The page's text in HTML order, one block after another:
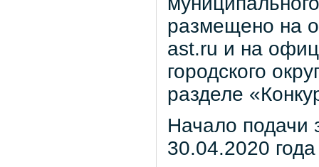
размещено на
ast.ru и на
городского
разделе
Начало подачи
30.04.2020